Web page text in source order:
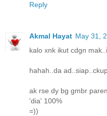
Reply
Akmal Hayat May 31,
kalo xnk ikut cdgn
hahah..da
ak rse dy bg gmbr
'dia' 100%
=))